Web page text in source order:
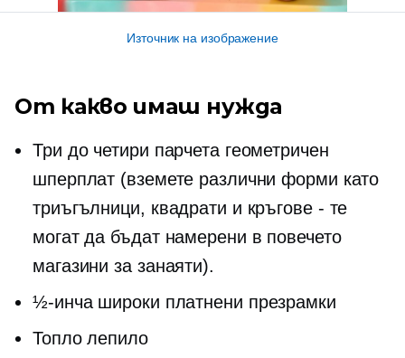
Източник на изображение
От какво имаш нужда
Три до четири парчета геометричен
шперплат (вземете различни форми като
триъгълници, квадрати и кръгове - те
могат да бъдат намерени в повечето
магазини за занаяти).
½-инчашироки платнени презрамки
Топло лепило